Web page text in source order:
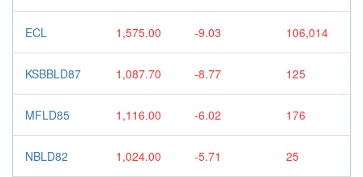
ECL 1,575.00 -9.03 106,014
KSBBLD87 1,087.70 -8.77 125
MFLD85 1,116.00 -6.02 176
NBLD82 1,024.00 -5.71 25